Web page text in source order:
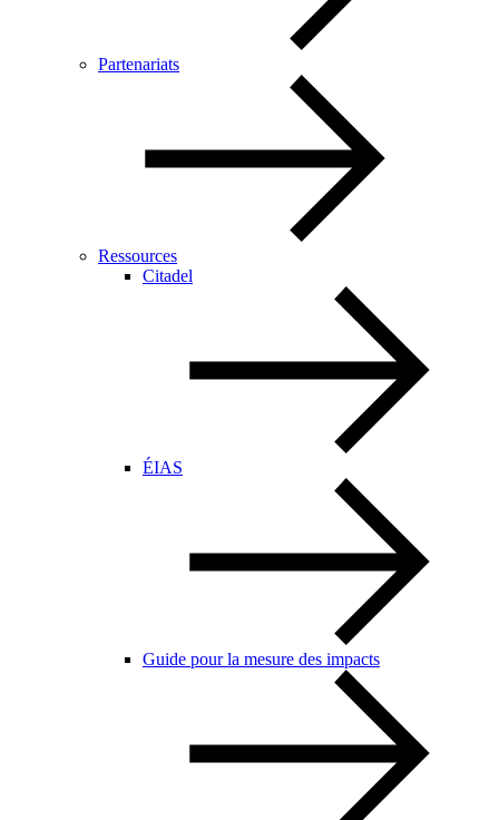
Partenariats
Ressources
Citadel
ÉIAS
Guide pour la mesure des impacts